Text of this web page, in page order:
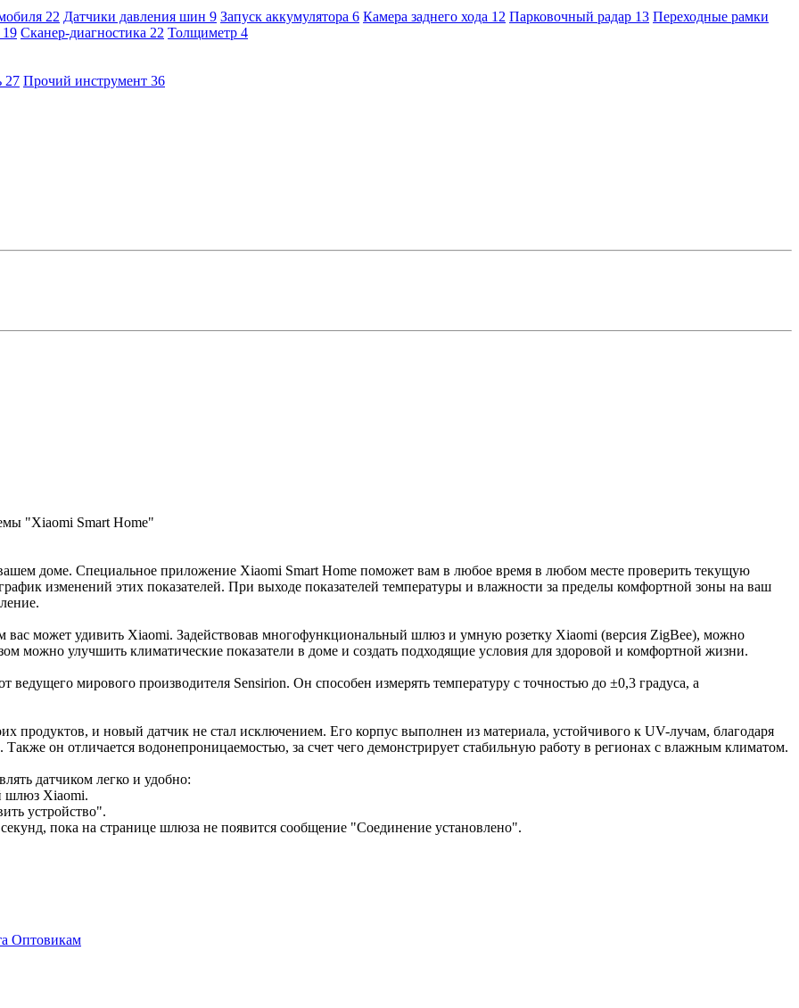
22 Датчики давления шин 9 Запуск аккумулятора 6 Камера заднего хода 12 Парковочный радар 13 Переходные рамки
19 Сканер-диагностика 22 Толщиметр 4
27 Прочий инструмент 36
"Xiaomi Smart Home"
доме. Специальное приложение Xiaomi Smart Home поможет вам в любое время в любом месте проверить текущую
изменений этих показателей. При выходе показателей температуры и влажности за пределы комфортной зоны на ваш
вас может удивить Xiaomi. Задействовав многофункциональный шлюз и умную розетку Xiaomi (версия ZigBee), можно
можно улучшить климатические показатели в доме и создать подходящие условия для здоровой и комфортной жизни.
ведущего мирового производителя Sensirion. Он способен измерять температуру с точностью до ±0,3 градуса, а
продуктов, и новый датчик не стал исключением. Его корпус выполнен из материала, устойчивого к UV-лучам, благодаря
он отличается водонепроницаемостью, за счет чего демонстрирует стабильную работу в регионах с влажным климатом.
датчиком легко и удобно:
шлюз Xiaomi.
устройство".
пока на странице шлюза не появится сообщение "Соединение установлено".
Оптовикам